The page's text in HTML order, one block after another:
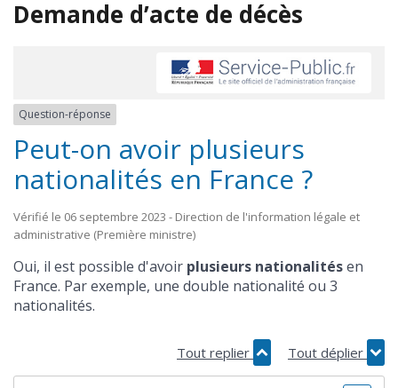
Demande d’acte de décès
Question-réponse
Peut-on avoir plusieurs
nationalités en France ?
Vérifié le 06 septembre 2023 - Direction de l'information légale et
administrative (Première ministre)
Oui, il est possible d'avoir plusieurs nationalitésen
France. Par exemple, une double nationalité ou 3
nationalités.
Tout replier Tout déplier